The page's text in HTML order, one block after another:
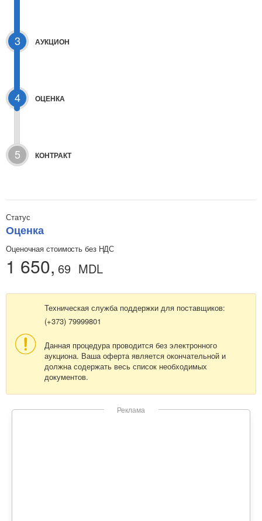
3 АУКЦИОН
4 ОЦЕНКА
5 КОНТРАКТ
Статус
Оценка
Оценочная стоимость без НДС
1 650, 69 MDL
Техническая служба поддержки для поставщиков:
(+373) 79999801
Данная процедура проводится без электронного
аукциона. Ваша оферта является окончательной и
должна содержать весь список необходимых
документов.
Реклама